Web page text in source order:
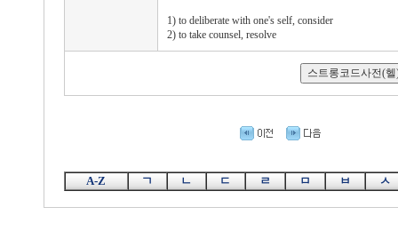
1) to deliberate with one's self, consider
2) to take counsel, resolve
A-Z ㄱ ㄴ ㄷ ㄹ ㅁ ㅂ ㅅ